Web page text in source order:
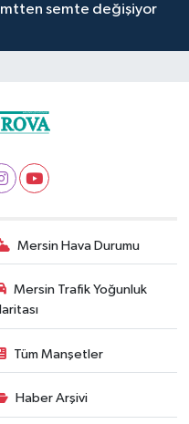
semte değişiyor
Mersin Hava Durumu
Mersin Trafik Yoğunluk
Tüm Manşetler
Haber Arşivi